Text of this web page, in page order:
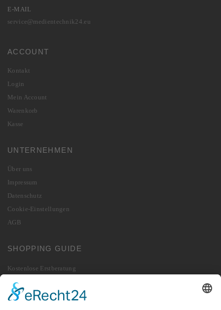
E-MAIL
service@medientechnik24.eu
ACCOUNT
Kontakt
Login
Mein Account
Warenkorb
Kasse
UNTERNEHMEN
Über uns
Impressum
Datenschutz
Cookie-Einstellungen
AGB
SHOPPING GUIDE
Kostenlose Erstberatung
Lieferung
Zahlung